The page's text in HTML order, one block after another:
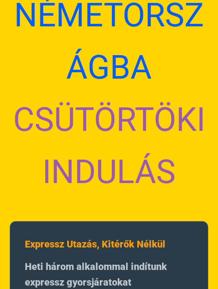
NÉMETORSZ
ÁGBA
CSÜTÖRTÖKI
INDULÁS
Expressz Utazás, Kitérők Nélkül
Heti három alkalommal indítunk
expressz gyorsjáratokat